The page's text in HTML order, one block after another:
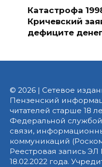
Катастрофа
Кричевский
дефиците
© 2026 | Сетевое
Пензенский
читателей старше 18
Федеральной
связи,
коммуникаций
Реестровая запись
18.02.2022 года.